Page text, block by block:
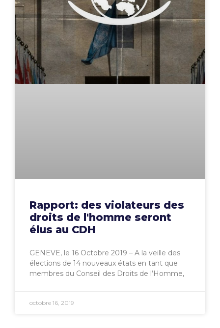
Rapport: des violateurs des
droits de l'homme seront
élus au CDH
GENEVE, le 16 Octobre 2019 – A la veille des
élections de 14 nouveaux états en tant que
membres du Conseil des Droits de l’Homme,
octobre 16, 2019